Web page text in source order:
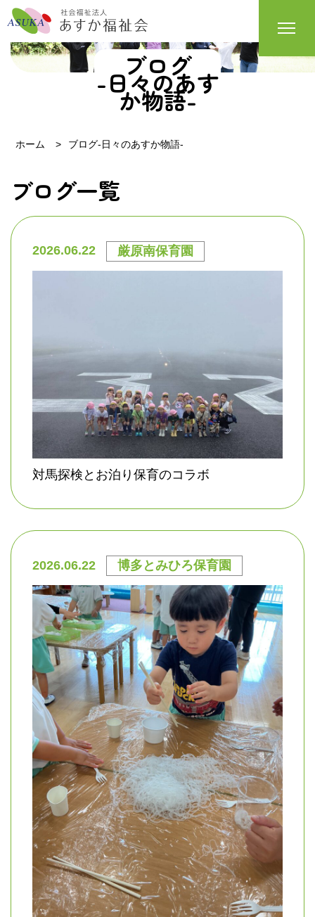
ブログ
-日々のあす
か物語-
ホーム ブログ-日々のあすか物語-
ブログ一覧
2026.06.22 厳原南保育園
対馬探検とお泊り保育のコラボ
2026.06.22 博多とみひろ保育園